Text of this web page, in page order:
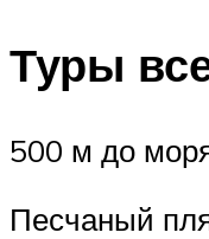
Туры
500 м до
Песчаный